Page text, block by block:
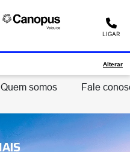
LIGAR
Alterar
Quem somos Fale